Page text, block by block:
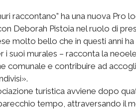
raccontano” ha una nuova Pro
Deborah Pistoia nel ruolo di
molto bello che in questi anni
i suoi murales – racconta la
comunale e contribuire ad
turistica avviene dopo
tempo, attraversando il